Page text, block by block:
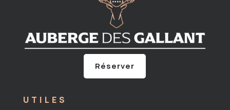
Réserver
UTILES